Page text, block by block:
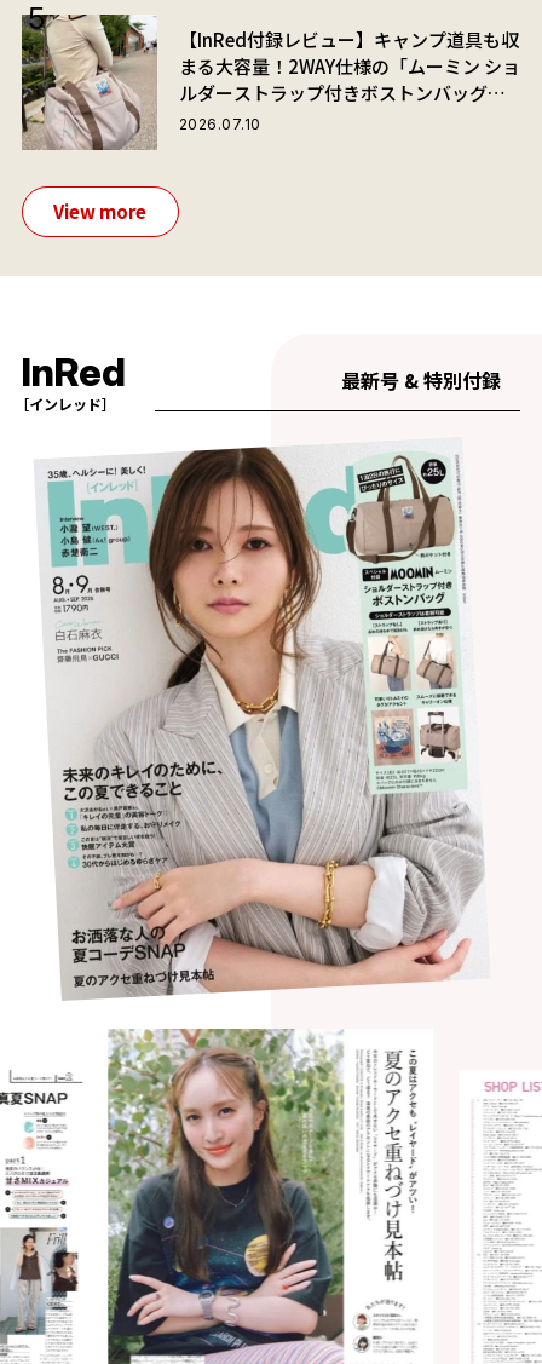
【InRed付録レビュー】キャンプ道具も収
まる大容量！2WAY仕様の「ムーミン ショ
ルダーストラップ付きボストンバッグ」
が夏旅におすすめな理由
2026.07.10
View more
InRed
［インレッド］
最新号 & 特別付録